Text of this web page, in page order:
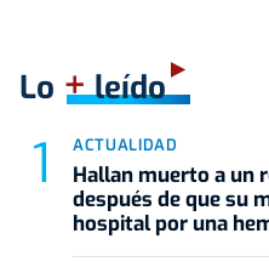
Lo +leído
ACTUALIDAD
Hallan muerto a un
después de que su
hospital por una